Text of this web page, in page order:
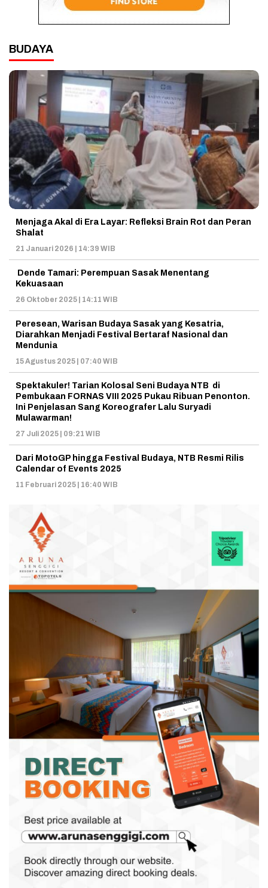
BUDAYA
Menjaga Akal di Era Layar: Refleksi Brain Rot dan Peran
Shalat
21 Januari 2026 | 14:39 WIB
Dende Tamari: Perempuan Sasak Menentang
Kekuasaan
26 Oktober 2025 | 14:11 WIB
Peresean, Warisan Budaya Sasak yang Kesatria,
Diarahkan Menjadi Festival Bertaraf Nasional dan
Mendunia
15 Agustus 2025 | 07:40 WIB
Spektakuler! Tarian Kolosal Seni Budaya NTB di
Pembukaan FORNAS VIII 2025 Pukau Ribuan Penonton.
Ini Penjelasan Sang Koreografer Lalu Suryadi
Mulawarman!
27 Juli 2025 | 09:21 WIB
Dari MotoGP hingga Festival Budaya, NTB Resmi Rilis
Calendar of Events 2025
11 Februari 2025 | 16:40 WIB